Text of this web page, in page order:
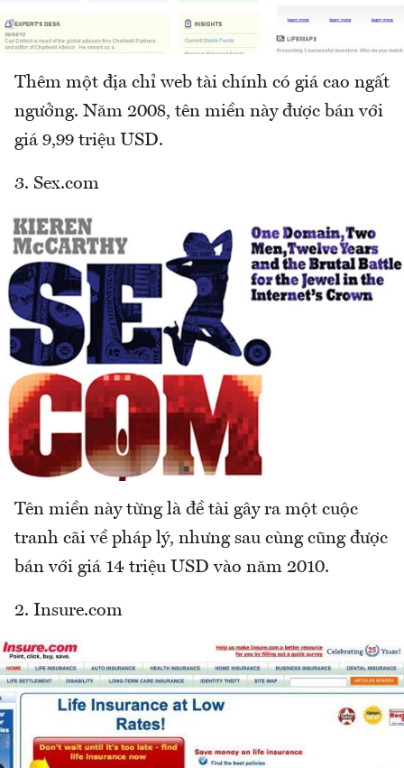
Thêm một địa chỉ web tài chính có giá cao ngất
ngưởng. Năm 2008, tên miền này được bán với
giá 9,99 triệu USD.
3. Sex.com
Tên miền này từng là đề tài gây ra một cuộc
tranh cãi về pháp lý, nhưng sau cùng cũng được
bán với giá 14 triệu USD vào năm 2010.
2. Insure.com